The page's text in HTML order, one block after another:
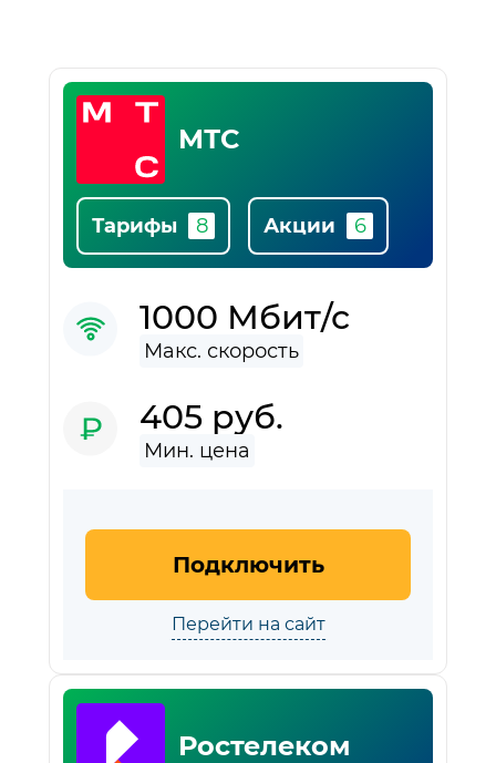
Список
МТС
Тарифы Акции
1000 Мбит/с
405 руб.
Подключить
Перейти на сайт
Ростелеком